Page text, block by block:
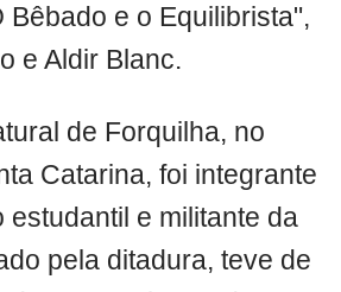
Bêbado e o Equilibrista",
e Aldir Blanc.
de Forquilha, no
Catarina, foi integrante
estudantil e militante da
pela ditadura, teve de